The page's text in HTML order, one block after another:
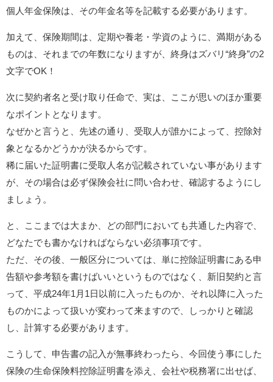
個人年金保険は、その年金名等を記載する必要があります。
加えて、保険期間は、定期や養老・学資のように、満期がある
ものは、それまでの年数になりますが、終身はズバリ“終身”の2
文字でOK！
次に契約者名と受け取り任命で、実は、ここが思いのほか重要
なポイントとなります。
なぜかと言うと、先述の通り、受取人が誰かによって、控除対
象となるかどうかが決るからです。
稀に届いた証明書に受取人名が記載されていない事があります
が、その場合は必ず保険会社に問い合わせ、確認するようにし
ましょう。
と、ここまでは大まか、どの部門においても共通した内容で、
どなたでも書かなければならない必須事項です。
ただ、その後、一般区分については、単に控除証明書にある申
告額や参考額を書けばいいというものではなく、新旧契約と言
って、平成24年1月1日以前に入ったものか、それ以降に入った
ものかによって扱いが変わって来ますので、しっかりと確認
し、計算する必要があります。
こうして、申告書の記入が無事終わったら、今回使う事にした
保険の生命保険料控除証明書を添え、会社や税務署に出せば、